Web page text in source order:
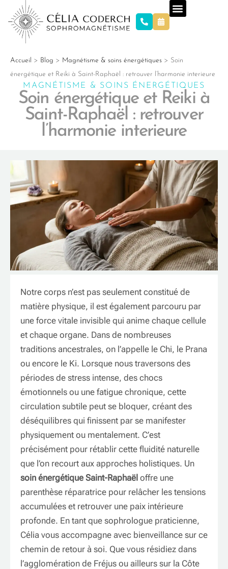
Accueil > Blog > Magnétisme & soins énergétiques > Soin
énergétique et Reiki à Saint-Raphaël : retrouver l’harmonie interieure
MAGNÉTISME & SOINS ÉNERGÉTIQUES
Soin énergétique et Reiki à
Saint-Raphaël : retrouver
l’harmonie interieure
Notre corps n’est pas seulement constitué de
matière physique, il est également parcouru par
une force vitale invisible qui anime chaque cellule
et chaque organe. Dans de nombreuses
traditions ancestrales, on l’appelle le Chi, le Prana
ou encore le Ki. Lorsque nous traversons des
périodes de stress intense, des chocs
émotionnels ou une fatigue chronique, cette
circulation subtile peut se bloquer, créant des
déséquilibres qui finissent par se manifester
physiquement ou mentalement. C’est
précisément pour rétablir cette fluidité naturelle
que l’on recourt aux approches holistiques. Un
soin énergétique Saint-Raphaël offre une
parenthèse réparatrice pour relâcher les tensions
accumulées et retrouver une paix intérieure
profonde. En tant que sophrologue praticienne,
Célia vous accompagne avec bienveillance sur ce
chemin de retour à soi. Que vous résidiez dans
l’agglomération de Fréjus ou ailleurs sur la Côte